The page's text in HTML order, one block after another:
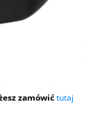
zamówićtutaj